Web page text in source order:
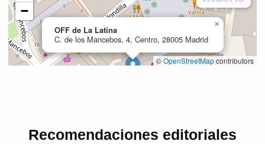
Recomendaciones editoriales